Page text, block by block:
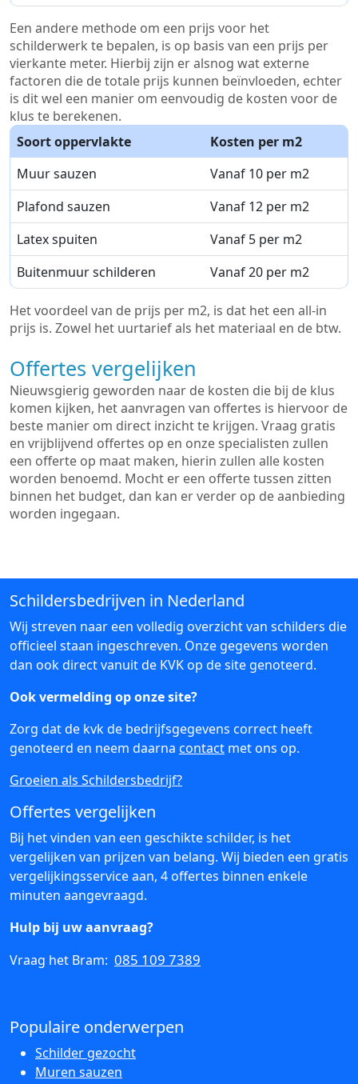
Een andere methode om een prijs voor het
schilderwerk te bepalen, is op basis van een prijs per
vierkante meter. Hierbij zijn er alsnog wat externe
factoren die de totale prijs kunnen beïnvloeden, echter
is dit wel een manier om eenvoudig de kosten voor de
klus te berekenen.
Soort oppervlakte
Kosten per m2
Muur sauzen
Vanaf 10 per m2
Plafond sauzen
Vanaf 12 per m2
Latex spuiten
Vanaf 5 per m2
Buitenmuur schilderen
Vanaf 20 per m2
Het voordeel van de prijs per m2, is dat het een all-in
prijs is. Zowel het uurtarief als het materiaal en de btw.
Offertes vergelijken
Nieuwsgierig geworden naar de kosten die bij de klus
komen kijken, het aanvragen van offertes is hiervoor de
beste manier om direct inzicht te krijgen. Vraag gratis
en vrijblijvend offertes op en onze specialisten zullen
een offerte op maat maken, hierin zullen alle kosten
worden benoemd. Mocht er een offerte tussen zitten
binnen het budget, dan kan er verder op de aanbieding
worden ingegaan.
Schildersbedrijven in Nederland
Wij streven naar een volledig overzicht van schilders die
officieel staan ingeschreven. Onze gegevens worden
dan ook direct vanuit de KVK op de site genoteerd.
Ook vermelding op onze site?
Zorg dat de kvk de bedrijfsgegevens correct heeft
genoteerd en neem daarna contact met ons op.
Groeien als Schildersbedrijf?
Offertes vergelijken
Bij het vinden van een geschikte schilder, is het
vergelijken van prijzen van belang. Wij bieden een gratis
vergelijkingsservice aan, 4 offertes binnen enkele
minuten aangevraagd.
Hulp bij uw aanvraag?
Vraag het Bram: 085 109 7389
Populaire onderwerpen
Schilder gezocht
Muren sauzen